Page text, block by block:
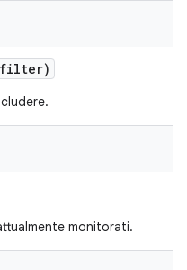
filter)
monitorati.